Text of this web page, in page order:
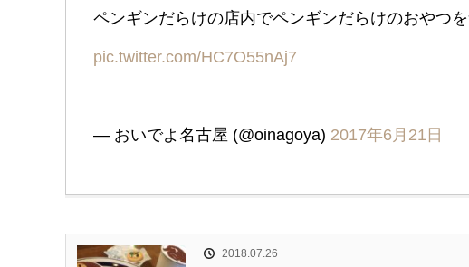
ペンギンだらけの店内でペンギンだらけのおやつ
pic.twitter.com/HC7O55nAj7
— おいでよ名古屋 (@oinagoya) 2017年6月21日
2018.07.26